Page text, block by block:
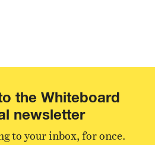
the Whiteboard
newsletter
to your inbox, for once.